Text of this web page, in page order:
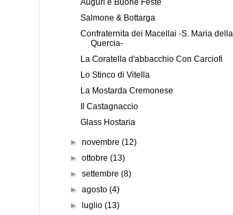
Salmone & Bottarga
Confraternita dei Macellai -S. Maria della
Quercia-
La Coratella d'abbacchio Con Carciofi
Lo Stinco di Vitella
La Mostarda Cremonese
Il Castagnaccio
Glass Hostaria
►novembre(12)
►ottobre(13)
►settembre(8)
►agosto(4)
►luglio(13)